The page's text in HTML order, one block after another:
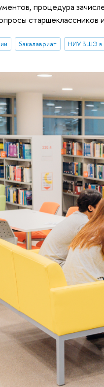
процедура
бакалавриат НИУ ВШЭ в